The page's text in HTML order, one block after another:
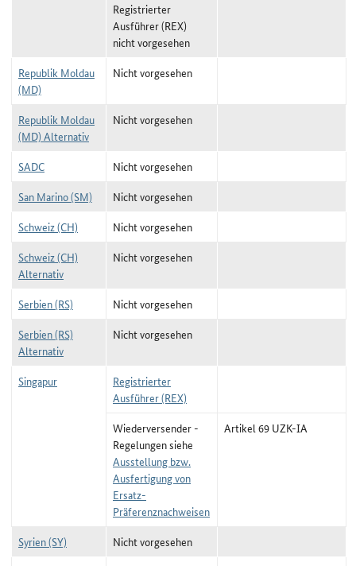
Registrierter
Ausführer (REX)
nicht vorgesehen
Republik Moldau
(MD)
Nicht vorgesehen
Republik Moldau
(MD) Alternativ
Nicht vorgesehen
SADC
Nicht vorgesehen
San Marino (SM)
Nicht vorgesehen
Schweiz (CH)
Nicht vorgesehen
Schweiz (CH)
Alternativ
Nicht vorgesehen
Serbien (RS)
Nicht vorgesehen
Serbien (RS)
Alternativ
Nicht vorgesehen
Singapur
Registrierter
Ausführer (REX)
Wiederversender -
Regelungen siehe
Ausstellung bzw.
Ausfertigung von
Ersatz-
Präferenznachweisen
Artikel 69 UZK-IA
Syrien (SY)
Nicht vorgesehen